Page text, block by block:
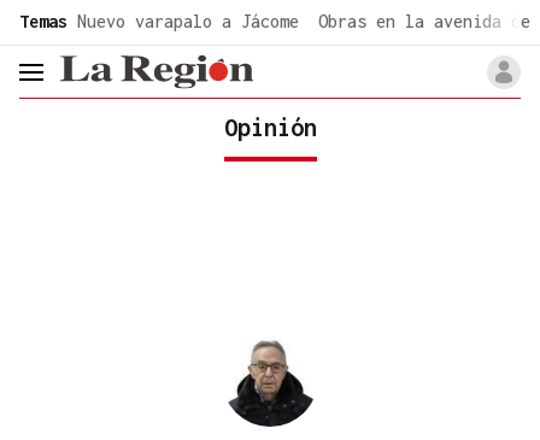
Temas Nuevo varapalo a Jácome Obras en la avenida de
header.menu.open
Opinión